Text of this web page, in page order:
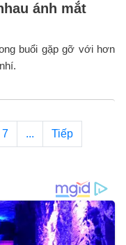
ánh mắt
buổi gặp gỡ với hơn
7 ... Tiếp